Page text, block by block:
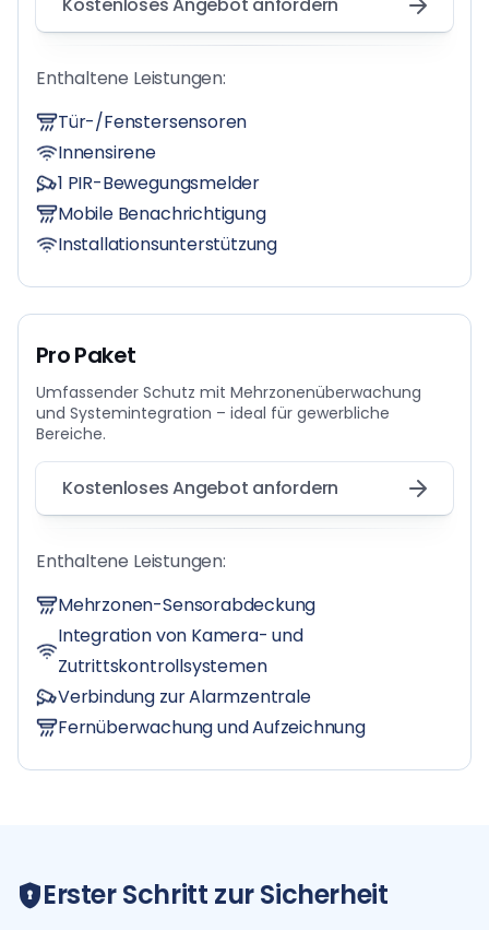
Enthaltene Leistungen:
Tür-/Fenstersensoren
Innensirene
1 PIR-Bewegungsmelder
Mobile Benachrichtigung
Installationsunterstützung
Pro Paket
Umfassender Schutz mit Mehrzonenüberwachung
und Systemintegration – ideal für gewerbliche
Bereiche.
Kostenloses Angebot anfordern
Enthaltene Leistungen:
Mehrzonen-Sensorabdeckung
Integration von Kamera- und
Zutrittskontrollsystemen
Verbindung zur Alarmzentrale
Fernüberwachung und Aufzeichnung
Erster Schritt zur Sicherheit